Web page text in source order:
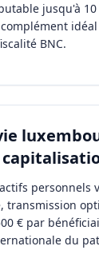
jusqu'à
BNC.
personnels
transmission
€ par
du